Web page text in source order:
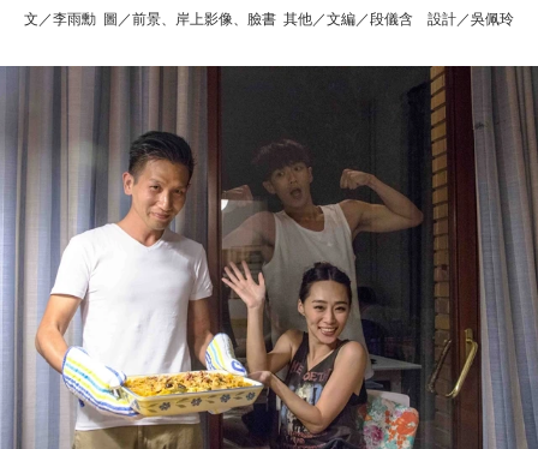
文／李雨勳 圖／前景、岸上影像、臉書 其他／文編／段儀含 設計／吳佩玲